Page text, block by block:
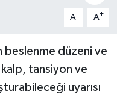
A- A+
beslenme düzeni ve
tansiyon ve
uyarısı